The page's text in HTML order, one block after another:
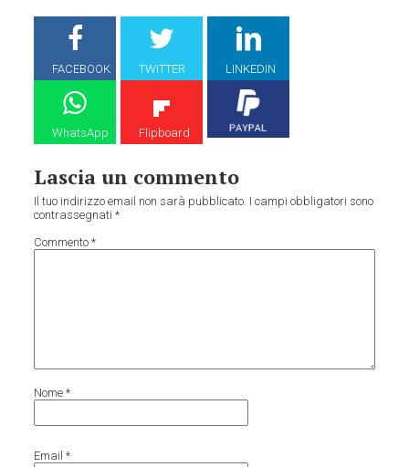
FACEBOOK TWITTER LINKEDIN
WhatsApp Flipboard
Lascia un commento
Il tuo indirizzo email non sarà pubblicato. I campi obbligatori sono
contrassegnati*
Commento*
Nome*
Email*